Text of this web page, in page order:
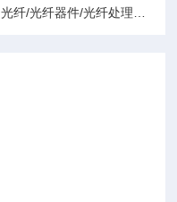
光纤/光纤器件/光纤处理